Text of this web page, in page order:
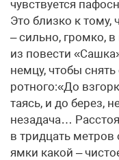
чувствуется
Это близко к тому,
– сильно, громко,
из повести
немцу, чтобы
ротного:«До
таясь, и до берез,
незадача…
в тридцать метров
ямки какой –